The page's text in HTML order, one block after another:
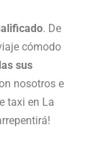
. De
cómodo
sus
nosotros e
taxi en La